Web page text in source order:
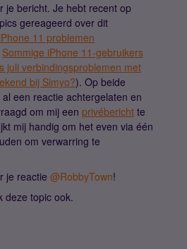
je bericht. Je hebt recent op
gereageerd over dit
iPhone 11 problemen
Sommige iPhone 11-gebruikers
juli verbindingsproblemen met
bij Simyo?). Op beide
een reactie achtergelaten en
om mij een privébericht te
mij handig om het even via één
om verwarring te
je reactie @RobbyTown!
deze topic ook.